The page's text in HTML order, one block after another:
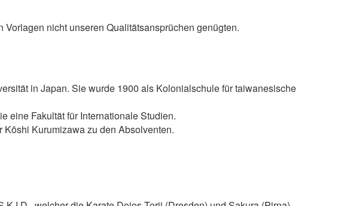
nicht unseren Qualitätsansprüchen genügten.
in Japan. Sie wurde 1900 als Kolonialschule für taiwanesische
eine Fakultät für Internationale Studien.
Kurumizawa zu den Absolventen.